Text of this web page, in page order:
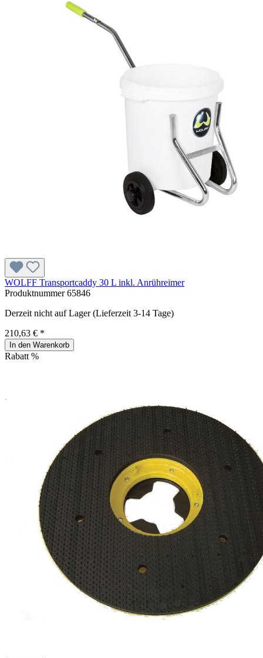
WOLFF Transportcaddy 30 L inkl. Anrühreimer
Produktnummer65846
Derzeit nicht auf Lager (Lieferzeit 3-14 Tage)
210,63 € *
In den Warenkorb
Rabatt %